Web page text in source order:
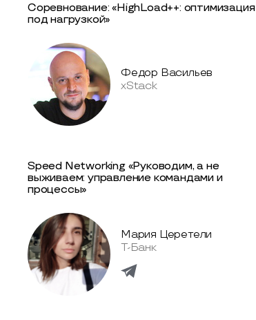
Соревнование: «HighLoad++: оптимизация
под нагрузкой»
Федор Васильев
xStack
Speed Networking «Руководим, а не
выживаем: управление командами и
процессы»
Мария Церетели
Т-Банк